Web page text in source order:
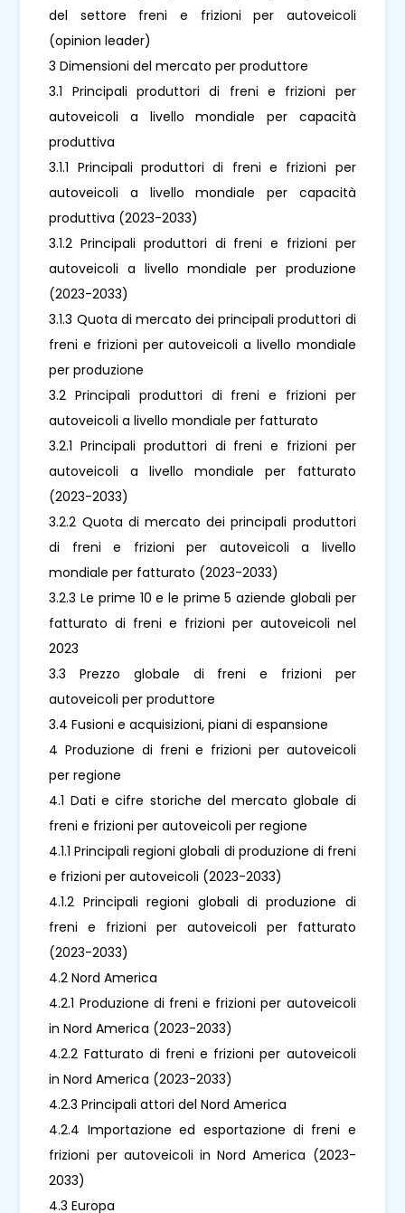
del settore freni e frizioni per autoveicoli
(opinion leader)
3 Dimensioni del mercato per produttore
3.1 Principali produttori di freni e frizioni per
autoveicoli a livello mondiale per capacità
produttiva
3.1.1 Principali produttori di freni e frizioni per
autoveicoli a livello mondiale per capacità
produttiva (2023-2033)
3.1.2 Principali produttori di freni e frizioni per
autoveicoli a livello mondiale per produzione
(2023-2033)
3.1.3 Quota di mercato dei principali produttori di
freni e frizioni per autoveicoli a livello mondiale
per produzione
3.2 Principali produttori di freni e frizioni per
autoveicoli a livello mondiale per fatturato
3.2.1 Principali produttori di freni e frizioni per
autoveicoli a livello mondiale per fatturato
(2023-2033)
3.2.2 Quota di mercato dei principali produttori
di freni e frizioni per autoveicoli a livello
mondiale per fatturato (2023-2033)
3.2.3 Le prime 10 e le prime 5 aziende globali per
fatturato di freni e frizioni per autoveicoli nel
2023
3.3 Prezzo globale di freni e frizioni per
autoveicoli per produttore
3.4 Fusioni e acquisizioni, piani di espansione
4 Produzione di freni e frizioni per autoveicoli
per regione
4.1 Dati e cifre storiche del mercato globale di
freni e frizioni per autoveicoli per regione
4.1.1 Principali regioni globali di produzione di freni
e frizioni per autoveicoli (2023-2033)
4.1.2 Principali regioni globali di produzione di
freni e frizioni per autoveicoli per fatturato
(2023-2033)
4.2 Nord America
4.2.1 Produzione di freni e frizioni per autoveicoli
in Nord America (2023-2033)
4.2.2 Fatturato di freni e frizioni per autoveicoli
in Nord America (2023-2033)
4.2.3 Principali attori del Nord America
4.2.4 Importazione ed esportazione di freni e
frizioni per autoveicoli in Nord America (2023-
2033)
4.3 Europa